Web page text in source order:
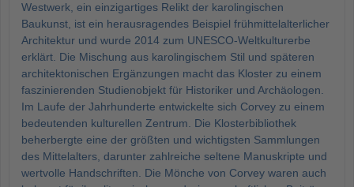
Westwerk, ein einzigartiges Relikt der karolingischen
Baukunst, ist ein herausragendes Beispiel frühmittelalterlicher
Architektur und wurde 2014 zum UNESCO-Weltkulturerbe
erklärt. Die Mischung aus karolingischem Stil und späteren
architektonischen Ergänzungen macht das Kloster zu einem
faszinierenden Studienobjekt für Historiker und Archäologen.
Im Laufe der Jahrhunderte entwickelte sich Corvey zu einem
bedeutenden kulturellen Zentrum. Die Klosterbibliothek
beherbergte eine der größten und wichtigsten Sammlungen
des Mittelalters, darunter zahlreiche seltene Manuskripte und
wertvolle Handschriften. Die Mönche von Corvey waren auch